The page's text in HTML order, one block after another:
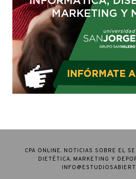
CPA ONLINE. NOTICIAS SOBRE EL
DIETÉTICA, MARKETING Y